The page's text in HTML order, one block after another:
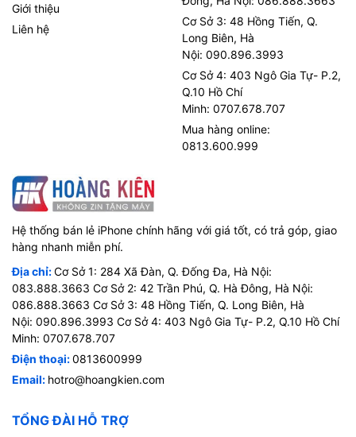
Giới thiệu
Liên hệ
Cơ Sở 3: 48 Hồng Tiến, Q.
Long Biên, Hà
Nội: 090.896.3993
Cơ Sở 4: 403 Ngô Gia Tự- P.2,
Q.10 Hồ Chí
Minh: 0707.678.707
Mua hàng online:
0813.600.999
Hệ thống bán lẻ iPhone chính hãng với giá tốt, có trả góp, giao
hàng nhanh miễn phí.
Địa chỉ:Cơ Sở 1: 284 Xã Đàn, Q. Đống Đa, Hà Nội:
083.888.3663 Cơ Sở 2: 42 Trần Phú, Q. Hà Đông, Hà Nội:
086.888.3663 Cơ Sở 3: 48 Hồng Tiến, Q. Long Biên, Hà
Nội: 090.896.3993 Cơ Sở 4: 403 Ngô Gia Tự- P.2, Q.10 Hồ Chí
Minh: 0707.678.707
Điện thoại:0813600999
Email: hotro@hoangkien.com
TỔNG ĐÀI HỖ TRỢ